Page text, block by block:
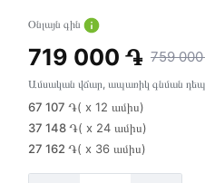
Օնլայն գին
719 000 ֏ 759
Ամսական վճար, ապառիկ գնման
67 107 ֏( x 12 ամիս)
37 148 ֏( x 24 ամիս)
27 162 ֏( x 36 ամիս)